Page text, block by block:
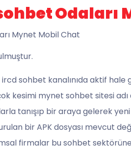
Odaları
ircd sohbet kanalınıda aktif
kesimi mynet sohbet sitesi
tanışıp bir araya gelerek
bir APK dosyası mevcut
firmalar bu sohbet